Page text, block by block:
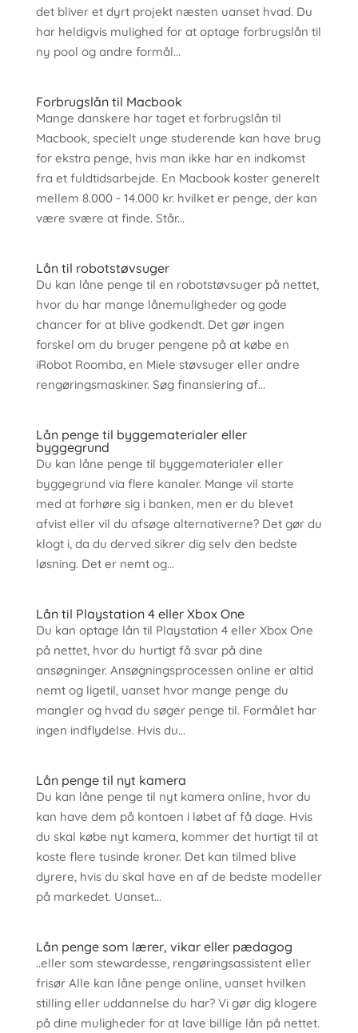
det bliver et dyrt projekt næsten uanset hvad. Du
har heldigvis mulighed for at optage forbrugslån til
ny pool og andre formål...
Forbrugslån til Macbook
Mange danskere har taget et forbrugslån til
Macbook, specielt unge studerende kan have brug
for ekstra penge, hvis man ikke har en indkomst
fra et fuldtidsarbejde. En Macbook koster generelt
mellem 8.000 - 14.000 kr. hvilket er penge, der kan
være svære at finde. Står...
Lån til robotstøvsuger
Du kan låne penge til en robotstøvsuger på nettet,
hvor du har mange lånemuligheder og gode
chancer for at blive godkendt. Det gør ingen
forskel om du bruger pengene på at købe en
iRobot Roomba, en Miele støvsuger eller andre
rengøringsmaskiner. Søg finansiering af...
Lån penge til byggematerialer eller
byggegrund
Du kan låne penge til byggematerialer eller
byggegrund via flere kanaler. Mange vil starte
med at forhøre sig i banken, men er du blevet
afvist eller vil du afsøge alternativerne? Det gør du
klogt i, da du derved sikrer dig selv den bedste
løsning. Det er nemt og...
Lån til Playstation 4 eller Xbox One
Du kan optage lån til Playstation 4 eller Xbox One
på nettet, hvor du hurtigt få svar på dine
ansøgninger. Ansøgningsprocessen online er altid
nemt og ligetil, uanset hvor mange penge du
mangler og hvad du søger penge til. Formålet har
ingen indflydelse. Hvis du...
Lån penge til nyt kamera
Du kan låne penge til nyt kamera online, hvor du
kan have dem på kontoen i løbet af få dage. Hvis
du skal købe nyt kamera, kommer det hurtigt til at
koste flere tusinde kroner. Det kan tilmed blive
dyrere, hvis du skal have en af de bedste modeller
på markedet. Uanset...
Lån penge som lærer, vikar eller pædagog
..eller som stewardesse, rengøringsassistent eller
frisør Alle kan låne penge online, uanset hvilken
stilling eller uddannelse du har? Vi gør dig klogere
på dine muligheder for at lave billige lån på nettet.